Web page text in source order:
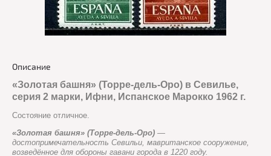
Описание
«Золотая башня» (Торре-дель-Оро) в Севилье,
серия 2 марки, Ифни, Испанское Марокко 1962 г.
Состояние отличное.
«Золотая башня» (Торре-дель-Оро) —
достопримечательность Севильи, мавританское сооружение,
возведённое для обороны гавани города в 1220 году.